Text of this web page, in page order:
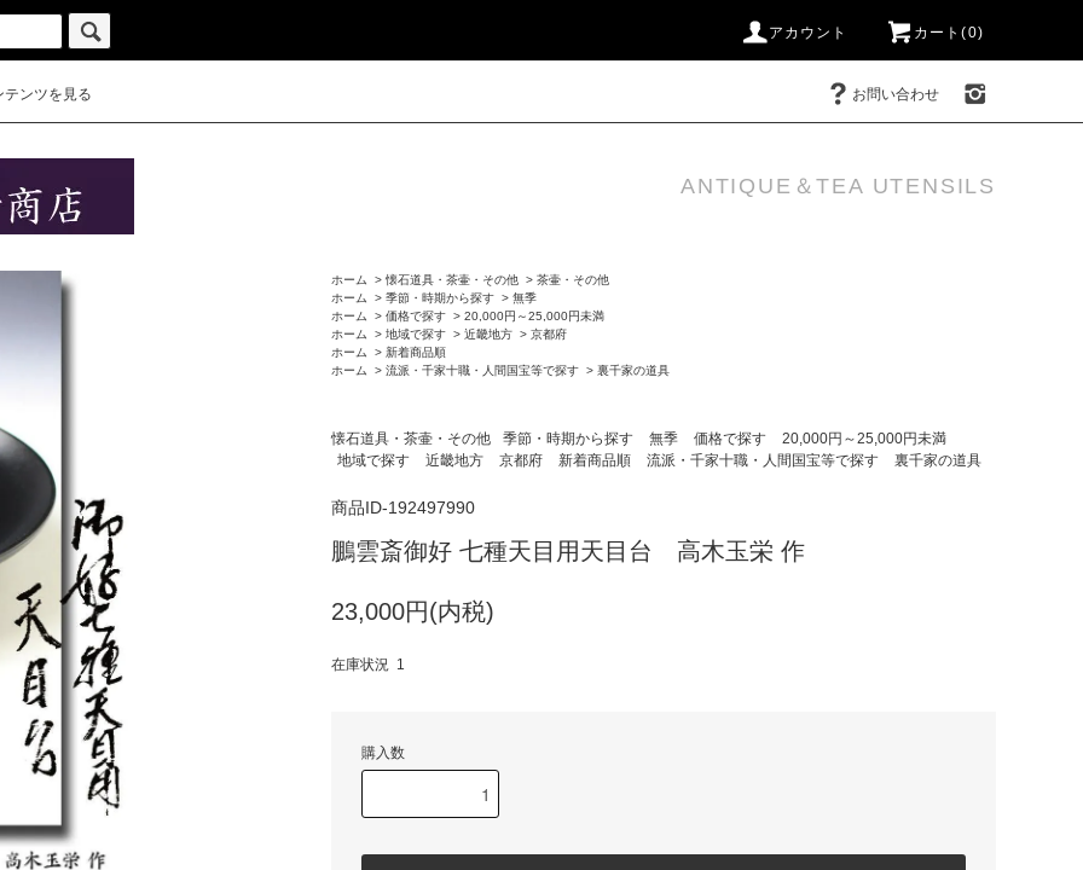
アカウント カート(0)
テンツを見る お問い合わせ
ANTIQUE＆TEA UTENSILS
ホーム > 懐石道具・茶壷・その他 > 茶壷・その他
ホーム
> 季節・時期から探す > 無季
ホーム
> 価格で探す > 20,000円～25,000円未満
ホーム
> 地域で探す > 近畿地方 > 京都府
ホーム
> 新着商品順
ホーム
> 流派・千家十職・人間国宝等で探す > 裏千家の道具
懐石道具・茶壷・その他 季節・時期から探す 無季 価格で探す
20,000円～25,000円未満
地域で探す
近畿地方 京都府 新着商品順 流派・千家十職・人間国宝等で探す 裏千家の道具
商品ID-192497990
鵬雲斎御好 七種天目用天目台 高木玉栄 作
23,000円(内税)
在庫状況 1
購入数